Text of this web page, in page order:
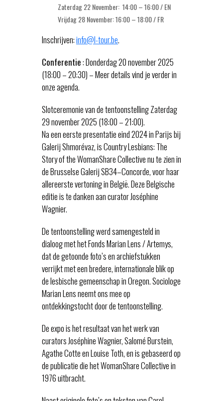
Zaterdag 22 November: 14:00 – 16:00 / EN
Vrijdag 28 November: 16:00 – 18:00 / FR
Inschrijven:info@l-tour.be.
Conferentie: Donderdag 20 november 2025
(18:00 – 20:30) – Meer details vind je verder in
onze agenda.
Slotceremonie van de tentoonstelling Zaterdag
29 november 2025 (18:00 – 21:00).
Na een eerste presentatie eind 2024 in Parijs bij
Galerij Shmorévaz, is Country Lesbians: The
Story of the WomanShare Collective nu te zien in
de Brusselse Galerij SB34–Concorde, voor haar
allereerste vertoning in België. Deze Belgische
editie is te danken aan curator Joséphine
Wagnier.
De tentoonstelling werd samengesteld in
dialoog met het Fonds Marian Lens / Artemys,
dat de getoonde foto’s en archiefstukken
verrijkt met een bredere, internationale blik op
de lesbische gemeenschap in Oregon. Sociologe
Marian Lens neemt ons mee op
ontdekkingstocht door de tentoonstelling.
De expo is het resultaat van het werk van
curators Joséphine Wagnier, Salomé Burstein,
Agathe Cotte en Louise Toth, en is gebaseerd op
de publicatie die het WomanShare Collective in
1976 uitbracht.